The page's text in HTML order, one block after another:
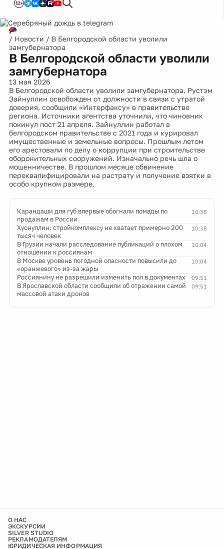
12+
/ Новости / В Белгородской области уволили
замгубернатора
В Белгородской области уволили
замгубернатора
13 мая 2026
В Белгородской области уволили замгубернатора. Рустэм
Зайнуллин освобожден от должности в связи с утратой
доверия, сообщили «Интерфаксу» в правительстве
региона. Источники агентства уточнили, что чиновник
покинул пост 21 апреля. Зайнуллин работал в
белгородском правительстве с 2021 года и курировал
имущественные и земельные вопросы. Прошлым летом
его арестовали по делу о коррупции при строительстве
оборонительных сооружений. Изначально речь шла о
мошенничестве. В прошлом месяце обвинение
переквалифицировали на растрату и получение взятки в
особо крупном размере.
10:38
Карандаши для губ впервые обогнали помады по
продажам в России
10:38
Хуснуллин: стройкомплексу не хватает примерно 200
тысяч человек
10:04
В Грузии начали расследование публикаций о плохом
отношении к россиянам
10:04
В Москве уровень погодной опасности повысили до
«оранжевого» из-за жары
09:51
Россиянину не разрешили изменить пол в документах
09:51
В Ярославской области сообщили об отражении самой
массовой атаки дронов
О НАС
ЭКСКУРСИИ
SILVER STUDIO
РЕКЛАМОДАТЕЛЯМ
ЮРИДИЧЕСКАЯ ИНФОРМАЦИЯ